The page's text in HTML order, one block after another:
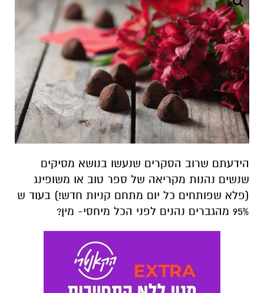
הידעתם שרוב הסקרים שנעשו בנושא מסיקים
שנשים נהנות מקריאה של ספר טוב או משופינג
(פלא שפותחים כל יום מתחם קניות חדש!) בעוד ש
95% מהגברים נהנים לפני הכל מיחסי- מין?